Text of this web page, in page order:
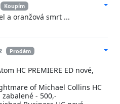
Koupím
a oranžová smrt ...
Prodám
HC PREMIERE ED nové,
of Michael Collins HC
zabalené - 500,-